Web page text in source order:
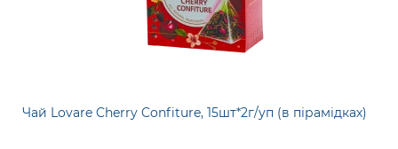
Чай Lovare Cherry Confiture, 15шт*2г/уп (в пірамідках)